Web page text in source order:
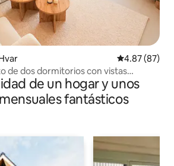
Calificación
4.87 (87)
de dos dormitorios con vistas
de un hogar y unos
fantásticos